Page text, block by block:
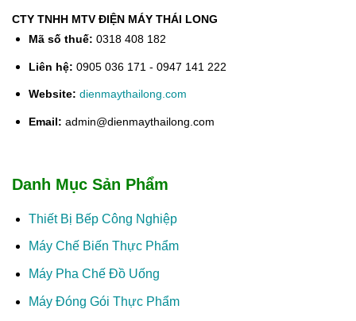
CTY TNHH MTV ĐIỆN MÁY THÁI LONG
Mã số thuế: 0318 408 182
Liên hệ: 0905 036 171 - 0947 141 222
Website: dienmaythailong.com
Email: admin@dienmaythailong.com
Danh Mục Sản Phẩm
Thiết Bị Bếp Công Nghiệp
Máy Chế Biến Thực Phẩm
Máy Pha Chế Đồ Uống
Máy Đóng Gói Thực Phẩm